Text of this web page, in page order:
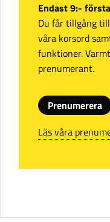
Endast 9:-
Du får tillgång
våra korsord
funktioner.
prenumerant.
Prenumerera
Läs våra